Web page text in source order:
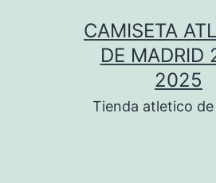
CAMISETA
DE MADRID
2025
Tienda atletico